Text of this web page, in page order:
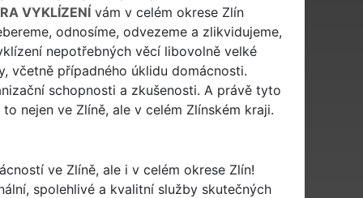
VYKLÍZENÍvám v celém okrese Zlín
odnosíme, odvezeme a zlikvidujeme,
nepotřebných věcí libovolně velké
včetně případného úklidu domácnosti.
schopnosti a zkušenosti. A právě tyto
nejen ve Zlíně, ale v celém Zlínském kraji.
ve Zlíně, ale i v celém okrese Zlín!
spolehlivé a kvalitní služby skutečných